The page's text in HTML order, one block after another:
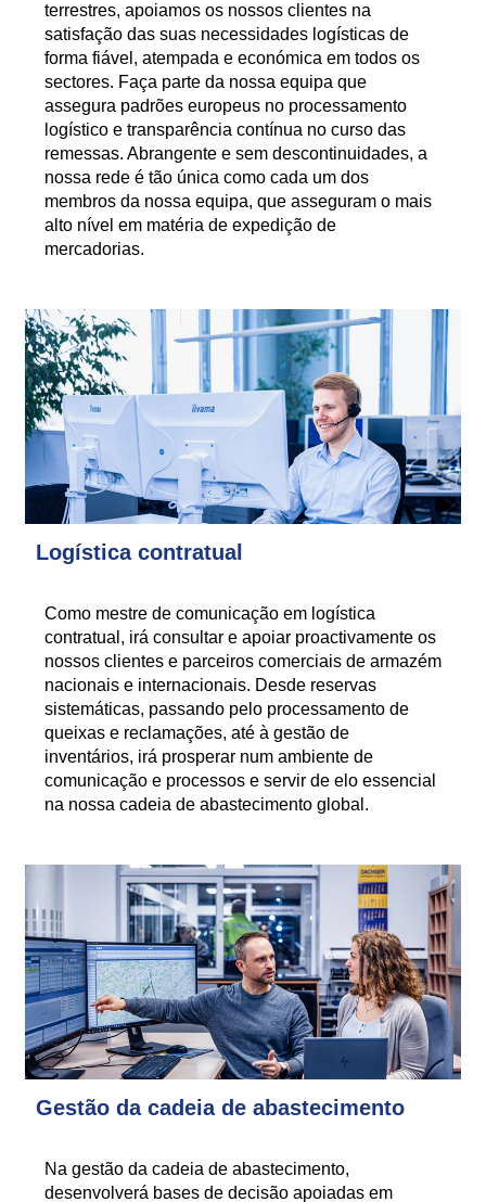
terrestres, apoiamos os nossos clientes na
satisfação das suas necessidades logísticas de
forma fiável, atempada e económica em todos os
sectores. Faça parte da nossa equipa que
assegura padrões europeus no processamento
logístico e transparência contínua no curso das
remessas. Abrangente e sem descontinuidades, a
nossa rede é tão única como cada um dos
membros da nossa equipa, que asseguram o mais
alto nível em matéria de expedição de
mercadorias.
Logística contratual
Como mestre de comunicação em logística
contratual, irá consultar e apoiar proactivamente os
nossos clientes e parceiros comerciais de armazém
nacionais e internacionais. Desde reservas
sistemáticas, passando pelo processamento de
queixas e reclamações, até à gestão de
inventários, irá prosperar num ambiente de
comunicação e processos e servir de elo essencial
na nossa cadeia de abastecimento global.
Gestão da cadeia de abastecimento
Na gestão da cadeia de abastecimento,
desenvolverá bases de decisão apoiadas em